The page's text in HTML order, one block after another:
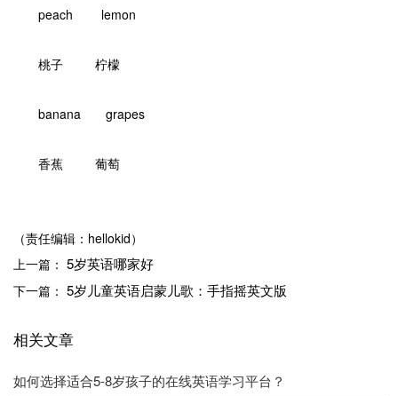
peach lemon
桃子 柠檬
banana grapes
香蕉 葡萄
（责任编辑：hellokid）
上一篇： 5岁英语哪家好
下一篇： 5岁儿童英语启蒙儿歌：手指摇英文版
相关文章
如何选择适合5-8岁孩子的在线英语学习平台？